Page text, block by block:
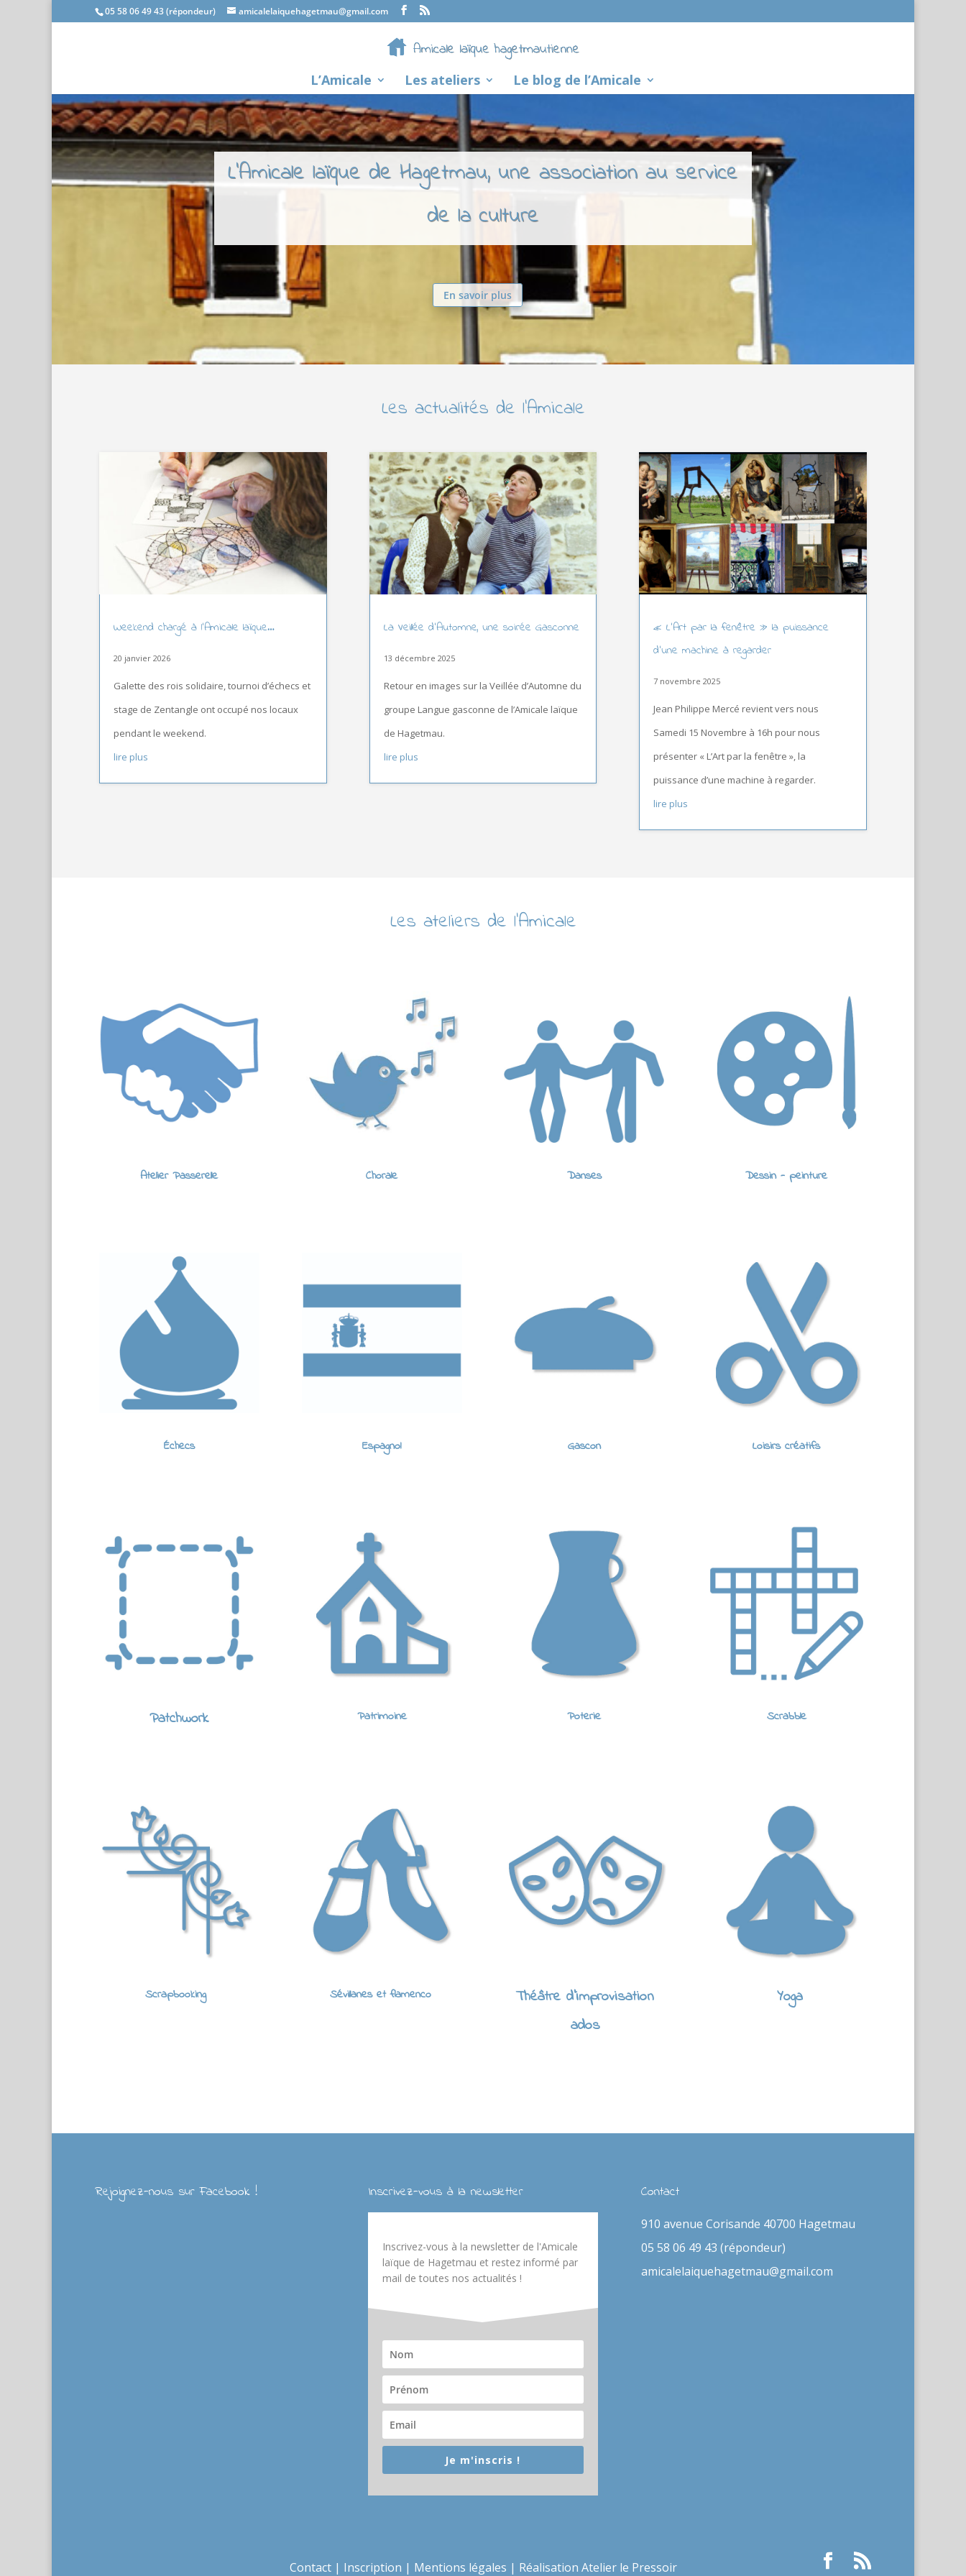
05 58 06 49 43 (répondeur) amicalelaiquehagetmau@gmail.com
L’Amicale Les ateliers Le blog de l’Amicale
L'Amicale laïque de Hagetmau, une association au service
de la culture
En savoir plus
Les actualités de l’Amicale
Weekend chargé à l’Amicale laïque…
20 janvier 2026
Galette des rois solidaire, tournoi d’échecs et
stage de Zentangle ont occupé nos locaux
pendant le weekend.
lire plus
La Veillée d’Automne, une soirée Gasconne
13 décembre 2025
Retour en images sur la Veillée d’Automne du
groupe Langue gasconne de l’Amicale laïque
de Hagetmau.
lire plus
« L’Art par la fenêtre » la puissance
d’une machine à regarder
7 novembre 2025
Jean Philippe Mercé revient vers nous
Samedi 15 Novembre à 16h pour nous
présenter « L’Art par la fenêtre », la
puissance d’une machine à regarder.
lire plus
Les ateliers de l’Amicale
Atelier Passerelle Chorale Danses Dessin - peinture
Échecs Espagnol Gascon Loisirs créatifs
Patchwork Patrimoine Poterie Scrabble
Scrapbooking Sévillanes et flamenco
Théâtre d'improvisation
ados
Yoga
Rejoignez-nous sur Facebook ! Inscrivez-vous à la newsletter
Inscrivez-vous à la newsletter de l'Amicale
laïque de Hagetmau et restez informé par
mail de toutes nos actualités !
Je m'inscris !
Contact
910 avenue Corisande 40700 Hagetmau
05 58 06 49 43 (répondeur)
amicalelaiquehagetmau@gmail.com
Contact| Inscription | Mentions légales | Réalisation Atelier le Pressoir